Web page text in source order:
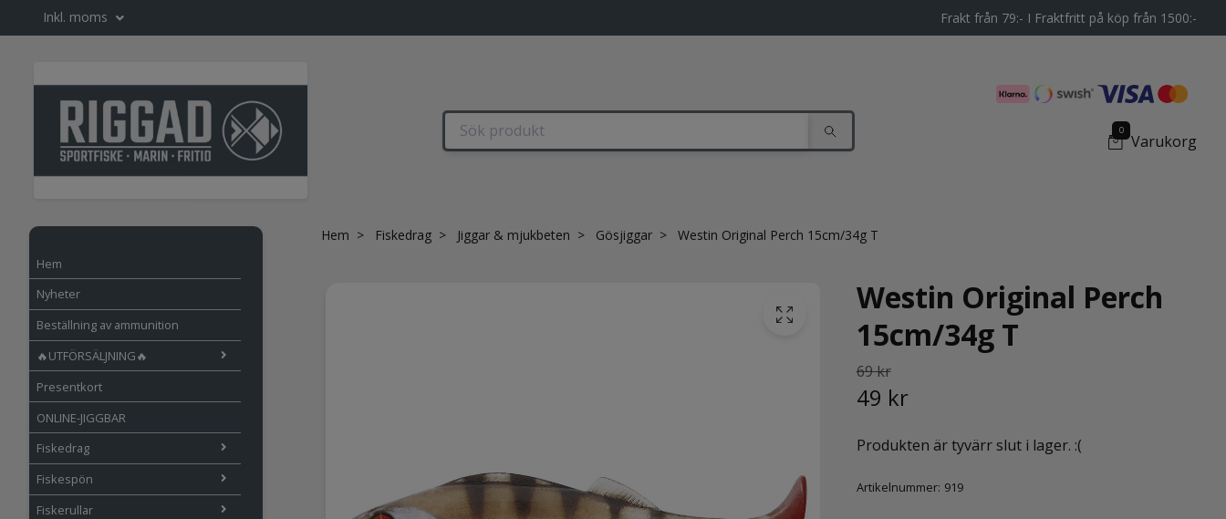
Inkl. moms Frakt från 79:- I Fraktfritt på köp från 1500:-
0
Varukorg
Hem
Nyheter
Beställning av ammunition
🔥UTFÖRSÄLJNING🔥
Presentkort
ONLINE-JIGGBAR
Fiskedrag
Fiskespön
Fiskerullar
Hem Fiskedrag Jiggar & mjukbeten Gösjiggar Westin Original Perch 15cm/34g T
Westin Original Perch
15cm/34g T
69 kr
49 kr
Produkten är tyvärr slut i lager. :(
Artikelnummer: 919